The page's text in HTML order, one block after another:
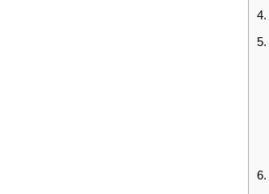
4.
5.
6.